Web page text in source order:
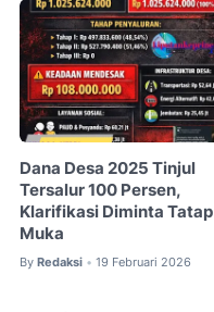
Dana Desa 2025 Tinjul
Tersalur 100 Persen,
Klarifikasi Diminta Tatap
Muka
By Redaksi • 19 Februari 2026